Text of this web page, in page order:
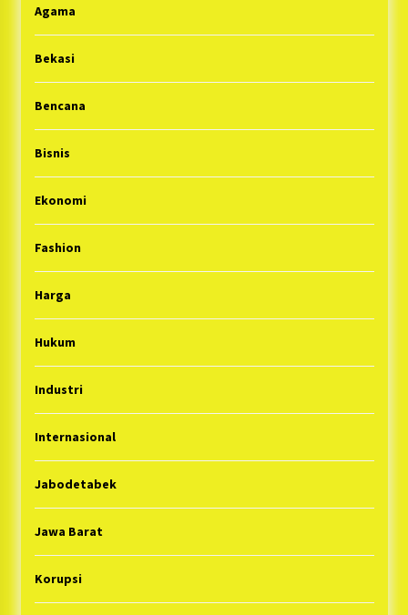
Agama
Bekasi
Bencana
Bisnis
Ekonomi
Fashion
Harga
Hukum
Industri
Internasional
Jabodetabek
Jawa Barat
Korupsi